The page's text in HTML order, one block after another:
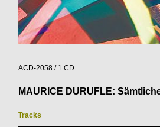
ACD-2058 / 1 CD
MAURICE DURUFLE:
Tracks